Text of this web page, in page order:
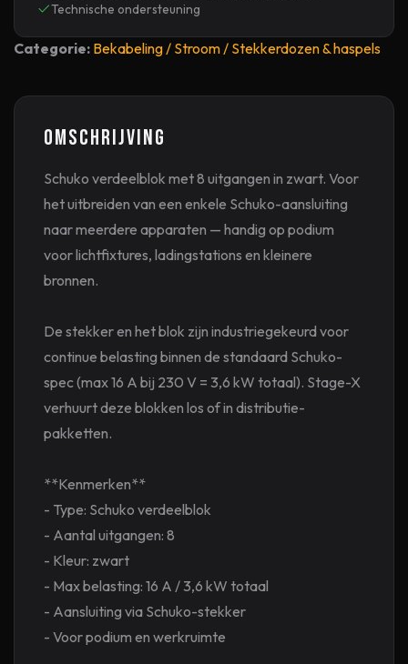
Technische ondersteuning
Categorie: Bekabeling / Stroom / Stekkerdozen & haspels
Omschrijving
Schuko verdeelblok met 8 uitgangen in zwart. Voor
het uitbreiden van een enkele Schuko-aansluiting
naar meerdere apparaten — handig op podium
voor lichtfixtures, ladingstations en kleinere
bronnen.
De stekker en het blok zijn industriegekeurd voor
continue belasting binnen de standaard Schuko-
spec (max 16 A bij 230 V = 3,6 kW totaal). Stage-X
verhuurt deze blokken los of in distributie-
pakketten.
**Kenmerken**
- Type: Schuko verdeelblok
- Aantal uitgangen: 8
- Kleur: zwart
- Max belasting: 16 A / 3,6 kW totaal
- Aansluiting via Schuko-stekker
- Voor podium en werkruimte